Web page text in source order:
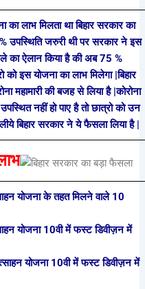
लाभ मिलता था बिहार सरकार का
उपस्थिति जरुरी थी पर सरकार ने इस
ऐलान किया है की अब 75 %
इस योजना का लाभ मिलेगा |बिहार
महामारी की बजह से लिया है |कोरोना
नहीं हो पाए है तो छात्रो को उन
बिहार सरकार ने ये फैसला लिया है |
योजना के तहत मिलने वाले 10
योजना 10वी में फस्ट डिवीज़न में
योजना 10वी में फस्ट डिवीज़न में